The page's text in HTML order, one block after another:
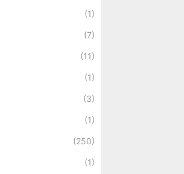
(1)
(7)
(11)
(1)
(3)
(1)
(250)
(1)